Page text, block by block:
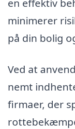
en effektiv
minimerer
på din bolig
Ved at
nemt
firmaer, der